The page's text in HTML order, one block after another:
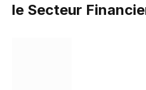
le Secteur